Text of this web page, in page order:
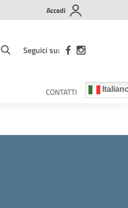
Accedi
Seguici su:
CONTATTI